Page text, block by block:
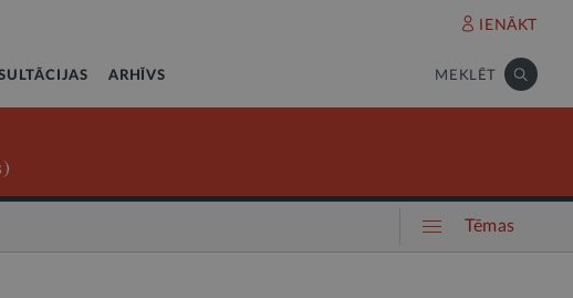
IENĀKT
ARHĪVS MEKLĒT
Tēmas